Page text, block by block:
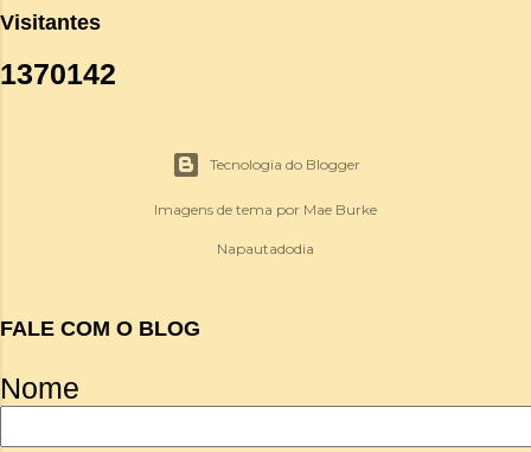
Visitantes
1370142
Tecnologia do Blogger
Imagens de tema por Mae Burke
Napautadodia
FALE COM O BLOG
Nome